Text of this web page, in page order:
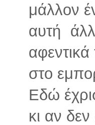
μάλλον
αυτή
στο
Εδώ
κι αν